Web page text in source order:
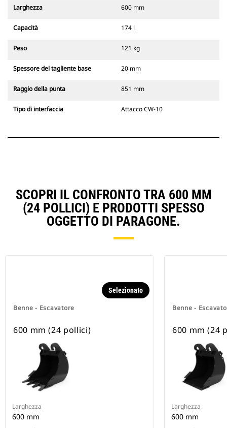
Larghezza 600 mm
Capacità 174 l
Peso 121 kg
Spessore del tagliente base 20 mm
Raggio della punta 851 mm
Tipo di interfaccia Attacco CW-10
SCOPRI IL CONFRONTO TRA 600 MM
(24 POLLICI) E PRODOTTI SPESSO
OGGETTO DI PARAGONE.
Benne - Escavatore
Selezionato
600 mm (24 pollici)
Larghezza
600 mm
Benne -
600 mm (24
Larghezza
600 mm